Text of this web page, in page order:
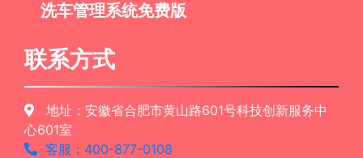
洗车管理系统免费版
联系方式
地址：安徽省合肥市黄山路601号科技创新服务中
心601室
客服：400-877-0108